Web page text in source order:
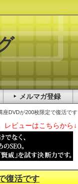
DVDが200枚限定で復活です
レビューはこちらから↓
復活です
メルマガ登録